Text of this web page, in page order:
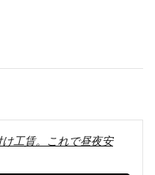
工賃。これで昼夜安